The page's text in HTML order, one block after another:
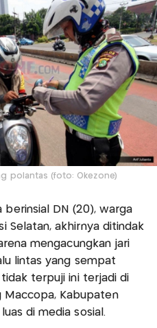
polantas (foto: Okezone)
berinsial DN (20), warga
Selatan, akhirnya ditindak
mengacungkan jari
lintas yang sempat
terpuji ini terjadi di
Maccopa, Kabupaten
di media sosial.